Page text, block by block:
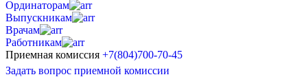
Ординаторам
Выпускникам
Врачам
Работникам
Приемная комиссия +7(804)700-70-45
Задать вопрос приемной комиссии